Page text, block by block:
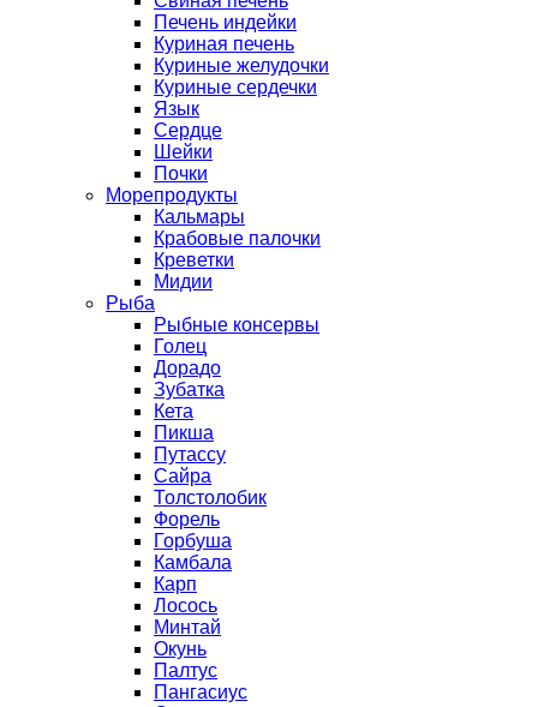
Печень индейки
Куриная печень
Куриные желудочки
Куриные сердечки
Язык
Сердце
Шейки
Почки
Морепродукты
Кальмары
Крабовые палочки
Креветки
Мидии
Рыба
Рыбные консервы
Голец
Дорадо
Зубатка
Кета
Пикша
Путассу
Сайра
Толстолобик
Форель
Горбуша
Камбала
Карп
Лосось
Минтай
Окунь
Палтус
Пангасиус